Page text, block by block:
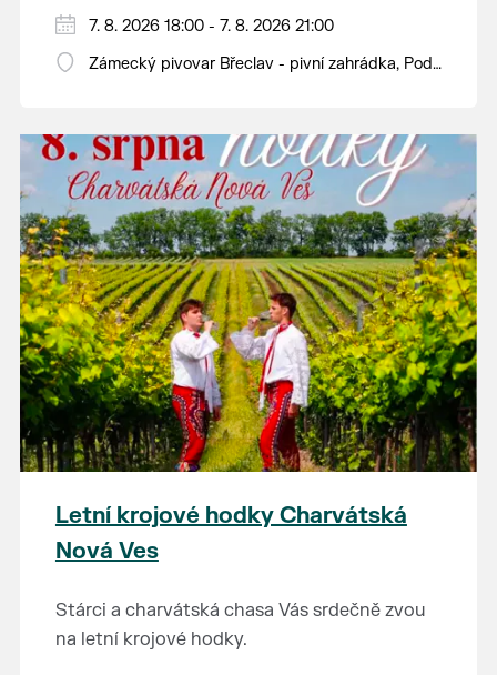
7. 8. 2026 18:00 - 7. 8. 2026 21:00
Zámecký pivovar Břeclav - pivní zahrádka, Pod
Letní krojové hodky Charvátská
Nová Ves
Stárci a charvátská chasa Vás srdečně zvou
na letní krojové hodky.